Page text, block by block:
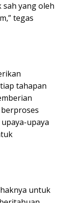
yang oleh
tegas
tahapan
upaya
untuk